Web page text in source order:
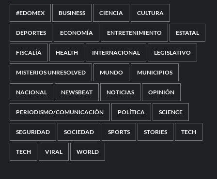
#EDOMEX BUSINESS CIENCIA CULTURA
DEPORTES ECONOMÍA ENTRETENIMIENTO ESTATAL
FISCALÍA HEALTH INTERNACIONAL LEGISLATIVO
MISTERIOS UNRESOLVED MUNDO MUNICIPIOS
NACIONAL NEWSBEAT NOTICIAS OPINIÓN
PERIODISMO/COMUNICACIÓN POLÍTICA SCIENCE
SEGURIDAD SOCIEDAD SPORTS STORIES TECH
TECH VIRAL WORLD